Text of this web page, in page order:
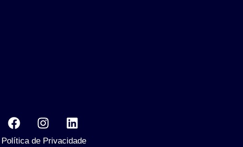
Política de Privacidade